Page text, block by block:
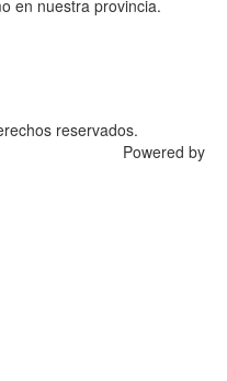
en nuestra provincia.
reservados.
Powered by